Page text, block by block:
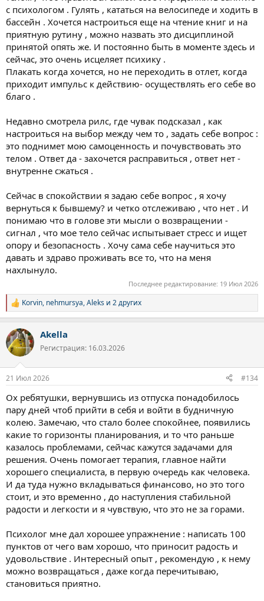
с психологом . Гулять , кататься на велосипеде и ходить в
бассейн . Хочется настроиться еще на чтение книг и на
приятную рутину , можно назвать это дисциплиной
принятой опять же. И постоянно быть в моменте здесь и
сейчас, это очень исцеляет психику .
Плакать когда хочется, но не переходить в отлет, когда
приходит импульс к действию- осуществлять его себе во
благо .
Недавно смотрела рилс, где чувак подсказал , как
настроиться на выбор между чем то , задать себе вопрос :
это поднимет мою самоценность и почувствовать это
телом . Ответ да - захочется расправиться , ответ нет -
внутренне сжаться .
Сейчас в спокойствии я задаю себе вопрос , я хочу
вернуться к бывшему? и четко отслеживаю , что нет . И
понимаю что в голове эти мысли о возвращении -
сигнал , что мое тело сейчас испытывает стресс и ищет
опору и безопасность . Хочу сама себе научиться это
давать и здраво проживать все то, что на меня
нахлынуло.
Последнее редактирование: 19 Июл 2026
Р
е
к
ц
и
Korvin, nehmursya,Aleks и 2 других
Akella
Регистрация: 16.03.2026
21 Июл 2026 #134
Ох ребятушки, вернувшись из отпуска понадобилось
пару дней чтоб прийти в себя и войти в будничную
колею. Замечаю, что стало более спокойнее, появились
какие то горизонты планирования, и то что раньше
казалось проблемами, сейчас кажутся задачами для
решения. Очень помогает терапия, главное найти
хорошего специалиста, в первую очередь как человека.
И да туда нужно вкладываться финансово, но это того
стоит, и это временно , до наступления стабильной
радости и легкости и я чувствую, что это не за горами.
Психолог мне дал хорошее упражнение : написать 100
пунктов от чего вам хорошо, что приносит радость и
удовольствие . Интересный опыт , рекомендую , к нему
можно возвращаться , даже когда перечитываю,
становиться приятно.